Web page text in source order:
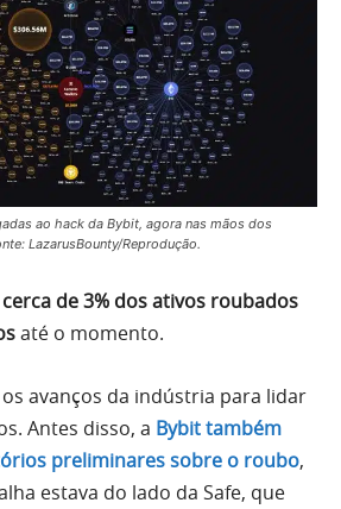
ao hack da Bybit, agora nas mãos dos
LazarusBounty/Reprodução.
cerca de 3% dos ativos roubados
até o momento.
avanços da indústria para lidar
Antes disso, a Bybit também
preliminares sobre o roubo,
estava do lado da Safe, que